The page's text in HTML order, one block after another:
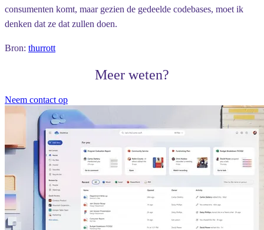
consumenten komt, maar gezien de gedeelde codebases, moet ik
denken dat ze dat zullen doen.
Bron: thurrott
Meer weten?
Neem contact op